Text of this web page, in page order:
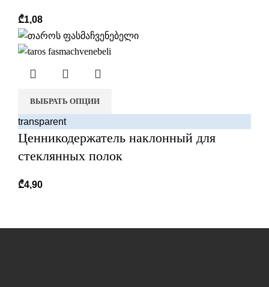
₾1,08
ВЫБРАТЬ ОПЦИИ
transparent
Ценникодержатель наклонный для
стеклянных полок
₾4,90